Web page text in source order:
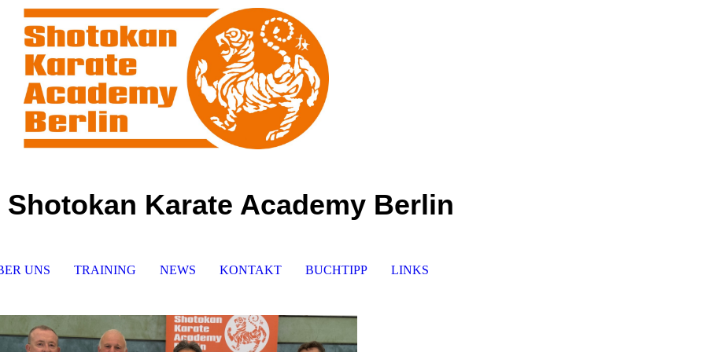
Shotokan Karate Academy Berlin
UNS TRAINING NEWS KONTAKT BUCHTIPP LINKS